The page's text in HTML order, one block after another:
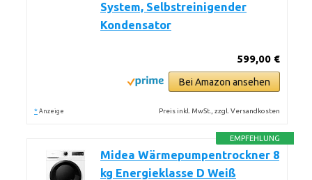
System, Selbstreinigender
Kondensator
599,00 €
Bei Amazon ansehen
* Anzeige Preis inkl. MwSt., zzgl. Versandkosten
EMPFEHLUNG
Midea Wärmepumpentrockner 8
kg Energieklasse D Weiß